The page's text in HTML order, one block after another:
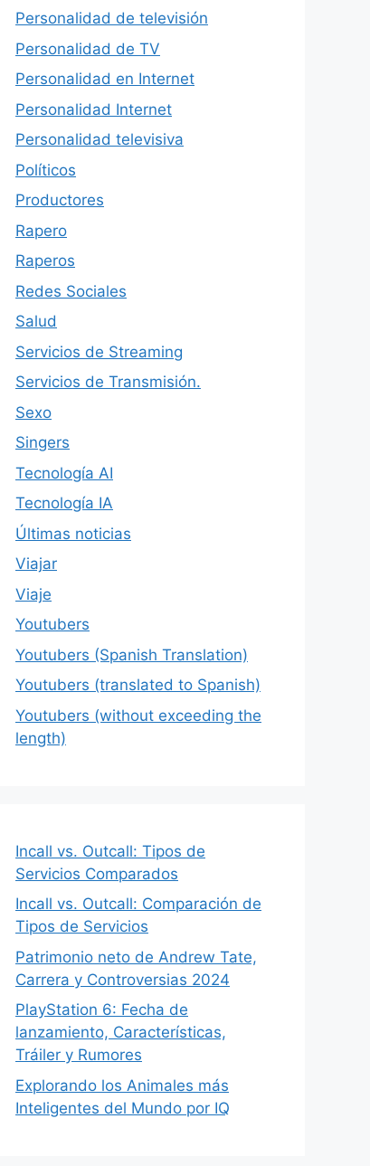
Personalidad de televisión
Personalidad de TV
Personalidad en Internet
Personalidad Internet
Personalidad televisiva
Políticos
Productores
Rapero
Raperos
Redes Sociales
Salud
Servicios de Streaming
Servicios de Transmisión.
Sexo
Singers
Tecnología AI
Tecnología IA
Últimas noticias
Viajar
Viaje
Youtubers
Youtubers (Spanish Translation)
Youtubers (translated to Spanish)
Youtubers (without exceeding the
length)
Incall vs. Outcall: Tipos de
Servicios Comparados
Incall vs. Outcall: Comparación de
Tipos de Servicios
Patrimonio neto de Andrew Tate,
Carrera y Controversias 2024
PlayStation 6: Fecha de
lanzamiento, Características,
Tráiler y Rumores
Explorando los Animales más
Inteligentes del Mundo por IQ